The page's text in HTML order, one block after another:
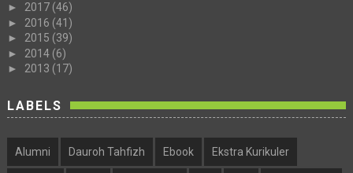
► 2017 (46)
► 2016 (41)
► 2015 (39)
► 2014 (6)
► 2013 (17)
LABELS
Alumni Dauroh Tahfizh Ebook Ekstra Kurikuler